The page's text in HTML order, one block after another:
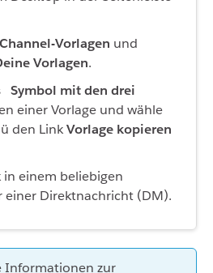
Channel-Vorlagen und
Vorlagen.
Symbol mit den drei
einer Vorlage und wähle
den LinkVorlage kopieren
in einem beliebigen
einer Direktnachricht (DM).
Informationen zur